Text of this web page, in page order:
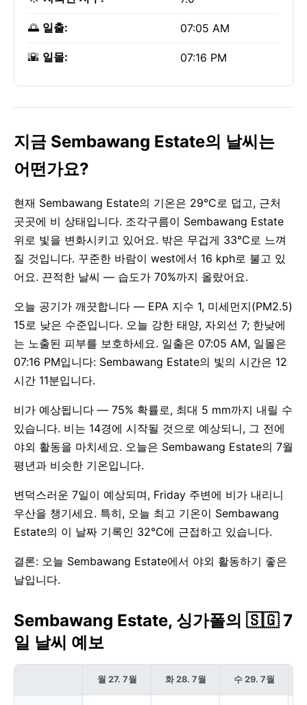
🌅 일출: 07:05 AM
🌇 일몰: 07:16 PM
지금 Sembawang Estate의 날씨는
어떤가요?
현재 Sembawang Estate의 기온은 29°C로 덥고, 근처
곳곳에 비 상태입니다. 조각구름이 Sembawang Estate
위로 빛을 변화시키고 있어요. 밖은 무겁게 33°C로 느껴
질 것입니다. 꾸준한 바람이 west에서 16 kph로 불고 있
어요. 끈적한 날씨 — 습도가 70%까지 올랐어요.
오늘 공기가 깨끗합니다 — EPA 지수 1, 미세먼지(PM2.5)
15로 낮은 수준입니다. 오늘 강한 태양, 자외선 7; 한낮에
는 노출된 피부를 보호하세요. 일출은 07:05 AM, 일몰은
07:16 PM입니다: Sembawang Estate의 빛의 시간은 12
시간 11분입니다.
비가 예상됩니다 — 75% 확률로, 최대 5 mm까지 내릴 수
있습니다. 비는 14경에 시작될 것으로 예상되니, 그 전에
야외 활동을 마치세요. 오늘은 Sembawang Estate의 7월
평년과 비슷한 기온입니다.
변덕스러운 7일이 예상되며, Friday 주변에 비가 내리니
우산을 챙기세요. 특히, 오늘 최고 기온이 Sembawang
Estate의 이 날짜 기록인 32°C에 근접하고 있습니다.
결론: 오늘 Sembawang Estate에서 야외 활동하기 좋은
날입니다.
Sembawang Estate, 싱가폴의 🇸🇬 7
일 날씨 예보
월 27. 7월 화 28. 7월 수 29. 7월